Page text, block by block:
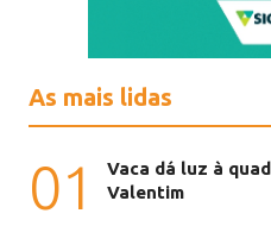
As mais lidas
01
Vaca dá luz à
Valentim